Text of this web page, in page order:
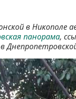
в ​​Никополе
панорама,